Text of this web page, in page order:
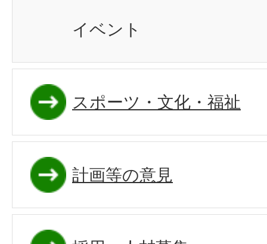
イベント
スポーツ・文化・福祉
計画等の意見